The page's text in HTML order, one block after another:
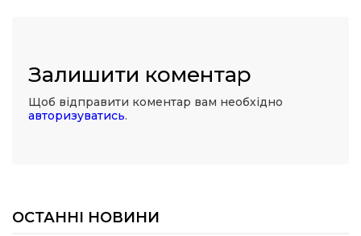
Залишити коментар
Щоб відправити коментар вам необхідно
авторизуватись.
ОСТАННІ НОВИНИ